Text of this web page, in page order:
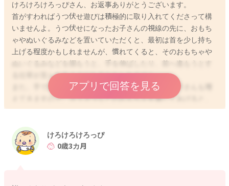
て静かな環境に不安を感じて、ママさんに近くにいて欲しいと
いう欲求から、頻回に起きてママさんを確認したり、泣いたり
してママさんを求めることも多くなってきますよ。様々な原因
が重なったり、連続して起こるために、一時的に睡眠退行など
と言われることがありますが、まだお子さんご自身で上手に寝
眠いのになかなかうまく寝られず、グズグズしてしまうことも
あるのかもしれません。授乳なさることで、お子さんが寝付い
けろけろけろっぴさん、お返事ありがとうございます。
首がすわればうつ伏せ遊びは積極的に取り入れてくださって構
いませんよ。うつ伏せになったお子さんの視線の先に、おもち
ゃやぬいぐるみなどを置いていただくと、最初は首を少し持ち
上げる程度かもしれませんが、慣れてくると、そのおもちゃや
ぬいぐるみなどを掴もうと、手を伸ばしたり、前へ進もうとす
る仕草が見られるようになるかもしれません。
また、手で掴んだり、握ったりできるようになるお子さんも増
えてきますので、ガラガラなどのおもちゃを渡してあげると、
徐々にご自分で遊んでくれるようになりますよ。小さなタオル
張りっこして遊ぶのもいいかと思いますよ。
また、定番の遊びですが、いないいないばあはお子さんの時期
的にお勧めの遊びです。手でいないいないばあをやるだけでな
アプリで回答を見る
けろけろけろっぴ
0歳3カ月